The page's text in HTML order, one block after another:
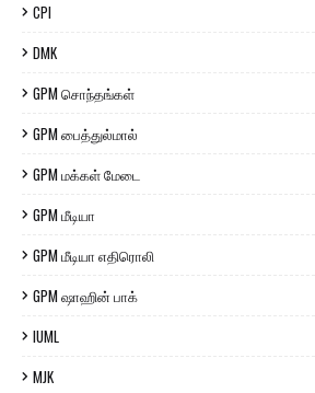
CPI
DMK
GPM சொந்தங்கள்
GPM பைத்துல்மால்
GPM மக்கள் மேடை
GPM மீடியா
GPM மீடியா எதிரொலி
GPM ஷாஹின் பாக்
IUML
MJK